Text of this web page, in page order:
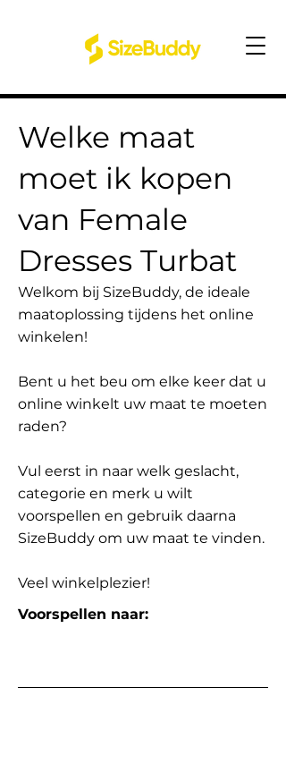
Welke maat
moet ik kopen
van Female
Dresses Turbat
Welkom bij SizeBuddy, de ideale
maatoplossing tijdens het online
winkelen!
Bent u het beu om elke keer dat u
online winkelt uw maat te moeten
raden?
Vul eerst in naar welk geslacht,
categorie en merk u wilt
voorspellen en gebruik daarna
SizeBuddy om uw maat te vinden.
Veel winkelplezier!
Voorspellen naar: